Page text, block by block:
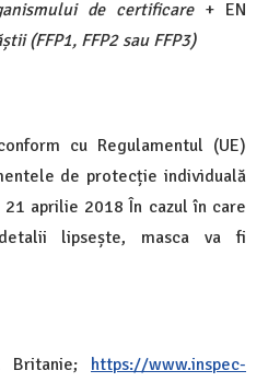
de certificare + EN
(FFP1, FFP2 sau FFP3)
cu Regulamentul (UE)
de protecție individuală
aprilie 2018 În cazul în care
lipsește, masca va fi
Britanie; https://www.inspec-